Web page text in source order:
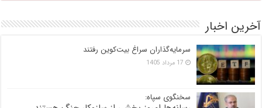
آخرین اخبار
سرمایه‌گذاران سراغ بیت‌کوین رفتند
17 مرداد 1405
سخنگوی سپاه: